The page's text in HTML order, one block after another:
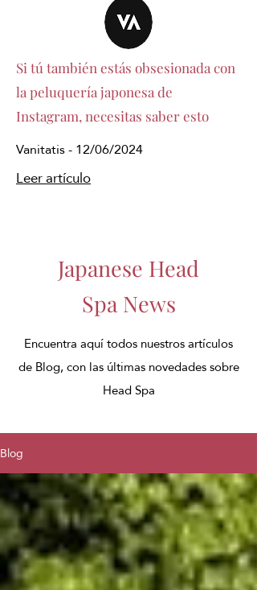
Si tú también estás obsesionada con
la peluquería japonesa de
Instagram, necesitas saber esto
Vanitatis - 12/06/2024
Leer artículo
Japanese Head
Spa News
Encuentra aquí todos nuestros artículos
de Blog, con las últimas novedades sobre
Head Spa
Blog